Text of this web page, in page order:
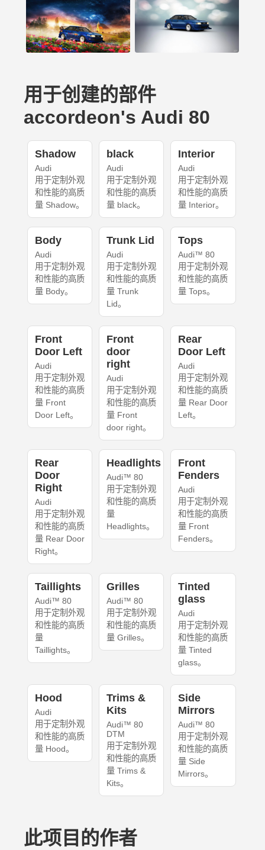
用于创建的部件
accordeon's Audi 80
Shadow
Audi
用于定制外观
和性能的高质
量 Shadow。
black
Audi
用于定制外观
和性能的高质
量 black。
Interior
Audi
用于定制外观
和性能的高质
量 Interior。
Body
Audi
用于定制外观
和性能的高质
量 Body。
Trunk Lid
Audi
用于定制外观
和性能的高质
量 Trunk
Lid。
Tops
Audi™ 80
用于定制外观
和性能的高质
量 Tops。
Front
Door Left
Audi
用于定制外观
和性能的高质
量 Front
Door Left。
Front
door
right
Audi
用于定制外观
和性能的高质
量 Front
door right。
Rear
Door Left
Audi
用于定制外观
和性能的高质
量 Rear Door
Left。
Rear
Door
Right
Audi
用于定制外观
和性能的高质
量 Rear Door
Right。
Headlights
Audi™ 80
用于定制外观
和性能的高质
量
Headlights。
Front
Fenders
Audi
用于定制外观
和性能的高质
量 Front
Fenders。
Taillights
Audi™ 80
用于定制外观
和性能的高质
量
Taillights。
Grilles
Audi™ 80
用于定制外观
和性能的高质
量 Grilles。
Tinted
glass
Audi
用于定制外观
和性能的高质
量 Tinted
glass。
Hood
Audi
用于定制外观
和性能的高质
量 Hood。
Trims &
Kits
Audi™ 80
DTM
用于定制外观
和性能的高质
量 Trims &
Kits。
Side
Mirrors
Audi™ 80
用于定制外观
和性能的高质
量 Side
Mirrors。
此项目的作者